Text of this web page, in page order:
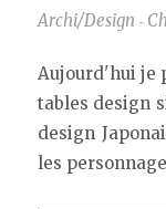
Archi/Design -
Aujourd'hui je
tables design
design
les